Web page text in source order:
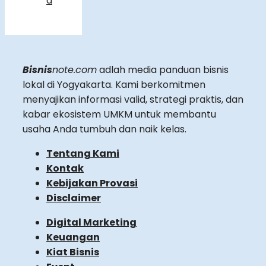
Bisnisnote.comadlah media panduan bisnis
lokal di Yogyakarta. Kami berkomitmen
menyajikan informasi valid, strategi praktis, dan
kabar ekosistem UMKM untuk membantu
usaha Anda tumbuh dan naik kelas.
Tentang Kami
Kontak
Kebijakan Provasi
Disclaimer
Digital Marketing
Keuangan
Kiat Bisnis